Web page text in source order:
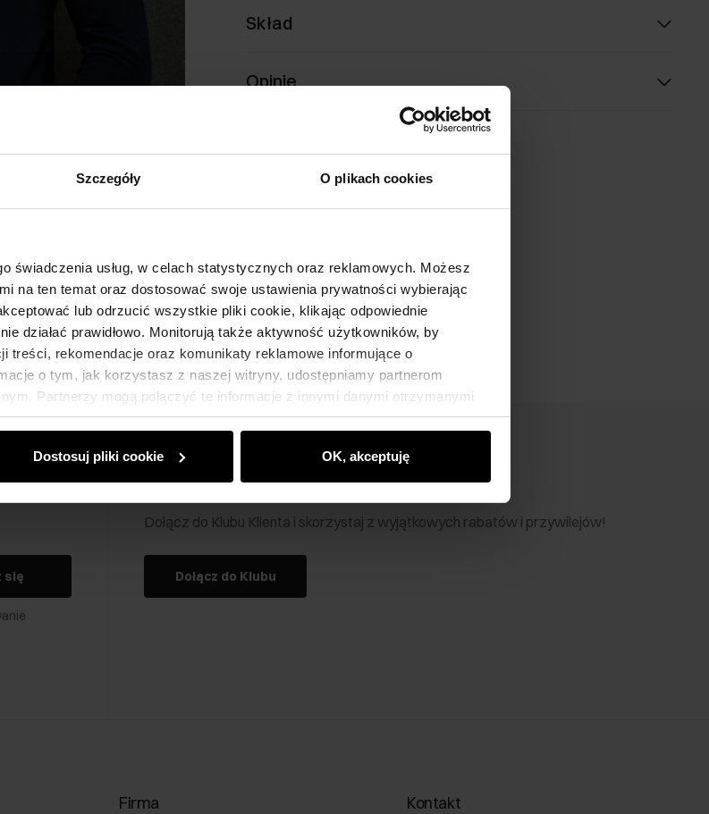
Szczegóły O plikach cookies
świadczenia usług, w celach statystycznych oraz reklamowych. Możesz
na ten temat oraz dostosować swoje ustawienia prywatności wybierając
lub odrzucić wszystkie pliki cookie, klikając odpowiednie
działać prawidłowo. Monitorują także aktywność użytkowników, by
treści, rekomendacje oraz komunikaty reklamowe informujące o
o tym, jak korzystasz z naszej witryny, udostępniamy partnerom
Partnerzy mogą połączyć te informacje z innymi danymi otrzymanymi
z ich usług.
Dostosuj pliki cookie OK, akceptuję
Skład
Opinie
się
Klub Klienta Ochnik
Dołącz do Klubu Klienta i skorzystaj z wyjątkowych rabatów i przywilejów!
Dołącz do Klubu
Firma Kontakt